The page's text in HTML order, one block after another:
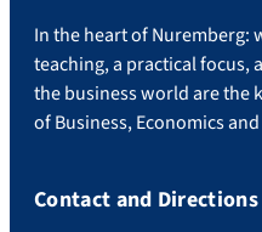
In the heart of Nuremberg:
teaching, a practical focus,
the business world are the
of Business, Economics
Contact and Directions